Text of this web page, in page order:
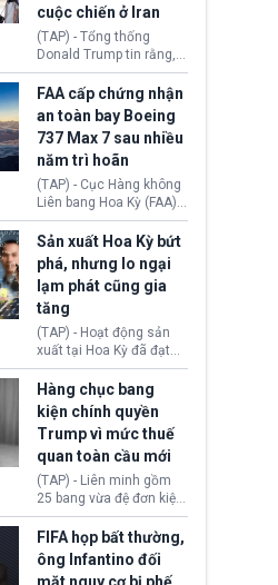
cấm vào Trung Quốc tới
5 năm.
cuộc chiến ở Iran
(TAP) - Tổng thống
Donald Trump tin rằng, 2
tập đoàn dầu khí
ExxonMobil và Chevron
đã thu về lợi nhuận quá
lớn nhờ giá dầu tăng
mạnh suốt thời gian Hoa
Kỳ xảy ra xung đột ở
Iran. Trên cơ sở đó, lãnh
đạo Nhà Trắng kêu gọi
các doanh nghiệp cần
giảm giá bán cho người
tiêu dùng.
FAA cấp chứng nhận
an toàn bay Boeing
737 Max 7 sau nhiều
năm trì hoãn
(TAP) - Cục Hàng không
Liên bang Hoa Kỳ (FAA)
vừa chính thức cấp
chứng nhận an toàn bay
cho Boeing 737 Max 7,
mẫu máy bay nhỏ nhất
trong dòng 737 Max
thuộc Boeing
Commercial Airplanes
(Boeing). Động thái này
chính thức khép lại gần
một thập kỷ trì hoãn chờ
các cuộc đánh giá
nghiêm ngặt.
Sản xuất Hoa Kỳ bứt
phá, nhưng lo ngại
lạm phát cũng gia
tăng
(TAP) - Hoạt động sản
xuất tại Hoa Kỳ đã đạt
tốc độ nhanh nhất trong
hơn 4 năm qua, cho
thấy nền kinh tế đang
phục hồi tích cực, bất
chấp tác động từ thuế
quan. Tuy nhiên, không
ít doanh nghiệp vẫn cảm
thấy áp lực lạm phát, bất
ổn địa chính trị hiện còn
nghiêm trọng hơn cả
giai đoạn đại dịch
COVID-19.
Hàng chục bang
kiện chính quyền
Trump vì mức thuế
quan toàn cầu mới
(TAP) - Liên minh gồm
25 bang vừa đệ đơn kiện
chính quyền Tổng thống
Donald Trump. Phe
nguyên đơn tin rằng,
hành động áp thuế 10 -
FIFA họp bất thường,
ông Infantino đối